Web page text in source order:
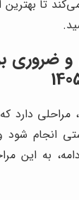
تا بهترین
ضروری
مراحلی دارد
انجام شود
به این